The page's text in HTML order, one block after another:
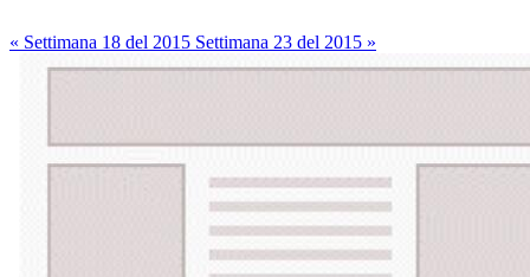
« Settimana 18 del 2015 Settimana 23 del 2015 »